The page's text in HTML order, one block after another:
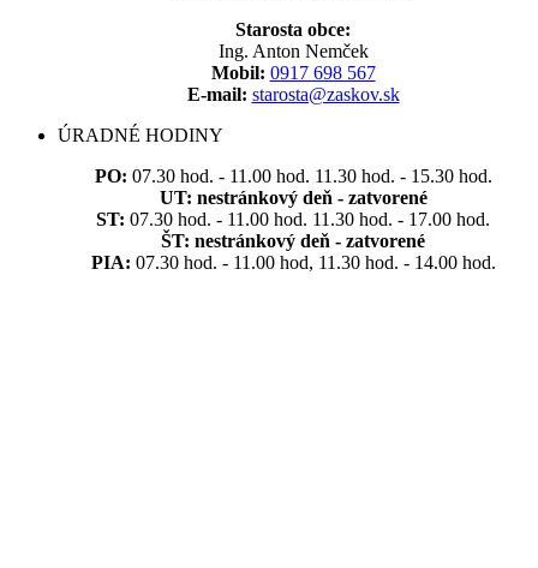
Starosta obce:
Ing. Anton Nemček
Mobil: 0917 698 567
E-mail: starosta@zaskov.sk
ÚRADNÉ HODINY
PO: 07.30 hod. - 11.00 hod. 11.30 hod. - 15.30 hod.
UT: nestránkový deň - zatvorené
ST: 07.30 hod. - 11.00 hod. 11.30 hod. - 17.00 hod.
ŠT: nestránkový deň - zatvorené
PIA: 07.30 hod. - 11.00 hod, 11.30 hod. - 14.00 hod.